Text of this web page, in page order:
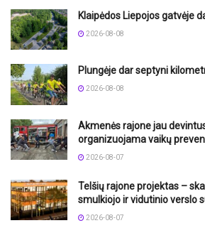
Klaipėdos Liepojos gatvėje
2026-08-08
Plungėje dar septyni
2026-08-08
Akmenės rajone jau
organizuojama vaikų
2026-08-07
Telšių rajone projektas –
smulkiojo ir vidutinio verslo
2026-08-07